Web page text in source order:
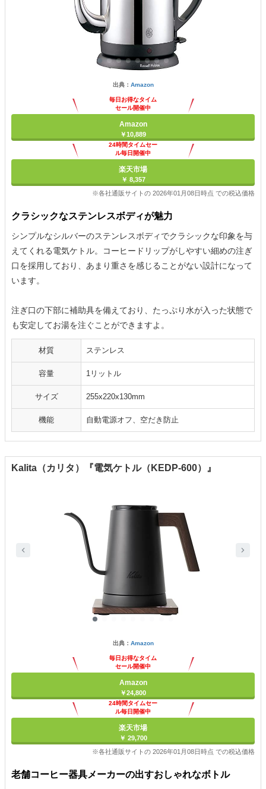
出典： Amazon
毎日お得なタイム
セール開催中
Amazon
￥10,889
24時間タイムセー
ル毎日開催中
楽天市場
￥ 8,357
※各社通販サイトの 2026年01月08日時点 での税込価格
クラシックなステンレスボディが魅力
シンプルなシルバーのステンレスボディでクラシックな印象を与
えてくれる電気ケトル。コーヒードリップがしやすい細めの注ぎ
口を採用しており、あまり重さを感じることがない設計になって
います。
注ぎ口の下部に補助具を備えており、たっぷり水が入った状態で
も安定してお湯を注ぐことができますよ。
材質 ステンレス
容量 1リットル
サイズ 255x220x130mm
機能 自動電源オフ、空だき防止
Kalita（カリタ）『電気ケトル（KEDP-600）』
出典： Amazon
毎日お得なタイム
セール開催中
Amazon
￥24,800
24時間タイムセー
ル毎日開催中
楽天市場
￥ 29,700
※各社通販サイトの 2026年01月08日時点 での税込価格
老舗コーヒー器具メーカーの出すおしゃれなボトル